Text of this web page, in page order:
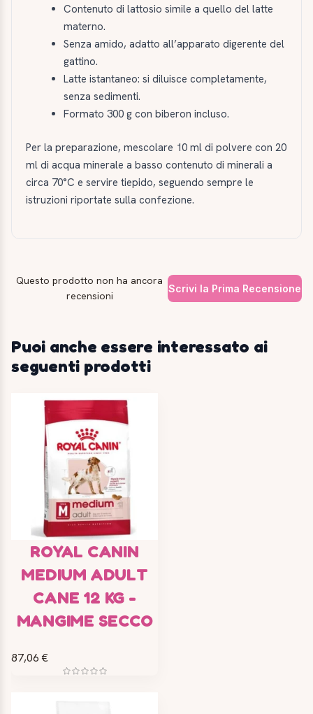
Contenuto di lattosio simile a quello del latte
materno.
Senza amido, adatto all’apparato digerente del
gattino.
Latte istantaneo: si diluisce completamente,
senza sedimenti.
Formato 300 g con biberon incluso.
Per la preparazione, mescolare 10 ml di polvere con 20
ml di acqua minerale a basso contenuto di minerali a
circa 70°C e servire tiepido, seguendo sempre le
istruzioni riportate sulla confezione.
Questo prodotto non ha ancora
recensioni
Scrivi la Prima Recensione
Puoi anche essere interessato ai
seguenti prodotti
ROYAL CANIN
MEDIUM ADULT
CANE 12 KG -
MANGIME SECCO
87,06 €